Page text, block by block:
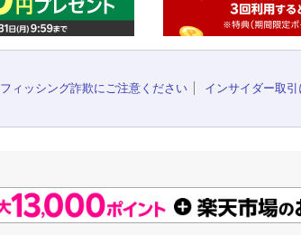
フィッシング詐欺にご注意ください インサイダー取引